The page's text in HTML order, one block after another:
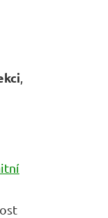
,